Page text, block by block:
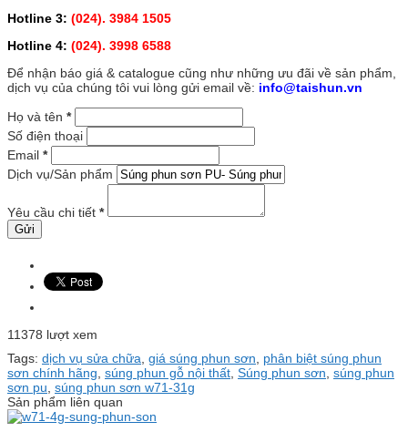
Hotline 3: (024). 3984 1505
Hotline 4: (024). 3998 6588
Để nhận báo giá & catalogue cũng như những ưu đãi về sản phẩm,
dịch vụ của chúng tôi vui lòng gửi email về: info@taishun.vn
Họ và tên *
Số điện thoại
Email *
Dịch vụ/Sản phẩm
Yêu cầu chi tiết *
11378 lượt xem
Tags: dịch vụ sửa chữa giá súng phun sơn
phân biệt súng phun
sơn chính hãng súng phun gỗ nội thất Súng phun sơn súng phun
sơn pu súng phun sơn w71-31g
Sản phẩm liên quan